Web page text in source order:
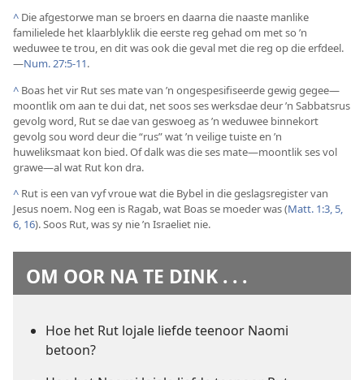
^ Die afgestorwe man se broers en daarna die naaste manlike
familielede het klaarblyklik die eerste reg gehad om met so ’n
weduwee te trou, en dit was ook die geval met die reg op die erfdeel.
—Num. 27:5-11.
^ Boas het vir Rut ses mate van ’n ongespesifiseerde gewig gegee—
moontlik om aan te dui dat, net soos ses werksdae deur ’n Sabbatsrus
gevolg word, Rut se dae van geswoeg as ’n weduwee binnekort
gevolg sou word deur die “rus” wat ’n veilige tuiste en ’n
huweliksmaat kon bied. Of dalk was die ses mate—moontlik ses vol
grawe—al wat Rut kon dra.
^ Rut is een van vyf vroue wat die Bybel in die geslagsregister van
Jesus noem. Nog een is Ragab, wat Boas se moeder was (Matt. 1:3, 5,
6, 16). Soos Rut, was sy nie ’n Israeliet nie.
OM OOR NA TE DINK . . .
Hoe het Rut lojale liefde teenoor Naomi
betoon?